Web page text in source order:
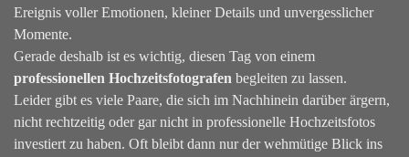
Ereignis voller Emotionen, kleiner Details und unvergesslicher
Momente.
Gerade deshalb ist es wichtig, diesen Tag von einem
professionellen Hochzeitsfotografen begleiten zu lassen.
Leider gibt es viele Paare, die sich im Nachhinein darüber ärgern,
nicht rechtzeitig oder gar nicht in professionelle Hochzeitsfotos
investiert zu haben. Oft bleibt dann nur der wehmütige Blick ins